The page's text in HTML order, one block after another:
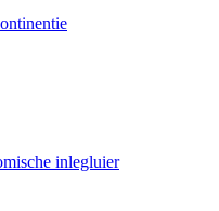
inlegluier